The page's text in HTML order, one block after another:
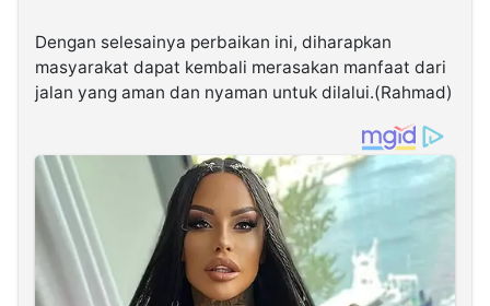
Dengan selesainya perbaikan ini, diharapkan
masyarakat dapat kembali merasakan manfaat dari
jalan yang aman dan nyaman untuk dilalui.(Rahmad)